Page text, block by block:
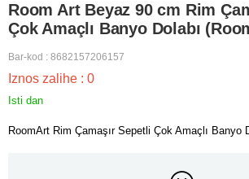
Room Art Beyaz 90 cm Rim
Çok Amaçlı Banyo Dolabı
Bar-kod : 8682157206157
Iznos zalihe : 0
Isti dan
RoomArt Rim Çamaşır Sepetli Çok Amaçlı Banyo